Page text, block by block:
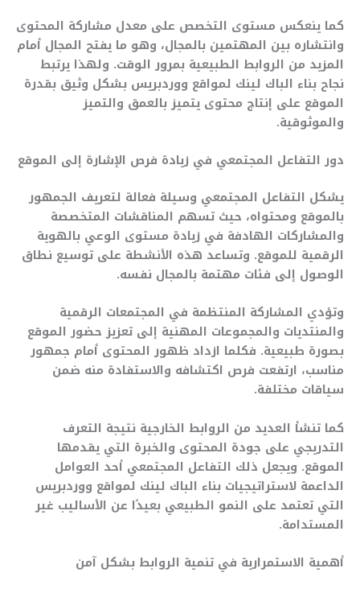
كما ينعكس مستوى التخصص على معدل مشاركة المحتوى
وانتشاره بين المهتمين بالمجال، وهو ما يفتح المجال أمام
المزيد من الروابط الطبيعية بمرور الوقت. ولهذا يرتبط
نجاح بناء الباك لينك لمواقع ووردبريس بشكل وثيق بقدرة
الموقع على إنتاج محتوى يتميز بالعمق والتميز
والموثوقية.
دور التفاعل المجتمعي في زيادة فرص الإشارة إلى الموقع
يشكل التفاعل المجتمعي وسيلة فعالة لتعريف الجمهور
بالموقع ومحتواه، حيث تسهم المناقشات المتخصصة
والمشاركات الهادفة في زيادة مستوى الوعي بالهوية
الرقمية للموقع. وتساعد هذه الأنشطة على توسيع نطاق
الوصول إلى فئات مهتمة بالمجال نفسه.
وتؤدي المشاركة المنتظمة في المجتمعات الرقمية
والمنتديات والمجموعات المهنية إلى تعزيز حضور الموقع
بصورة طبيعية. فكلما ازداد ظهور المحتوى أمام جمهور
مناسب، ارتفعت فرص اكتشافه والاستفادة منه ضمن
سياقات مختلفة.
كما تنشأ العديد من الروابط الخارجية نتيجة التعرف
التدريجي على جودة المحتوى والخبرة التي يقدمها
الموقع. ويجعل ذلك التفاعل المجتمعي أحد العوامل
الداعمة لاستراتيجيات بناء الباك لينك لمواقع ووردبريس
التي تعتمد على النمو الطبيعي بعيدًا عن الأساليب غير
المستدامة.
أهمية الاستمرارية في تنمية الروابط بشكل آمن